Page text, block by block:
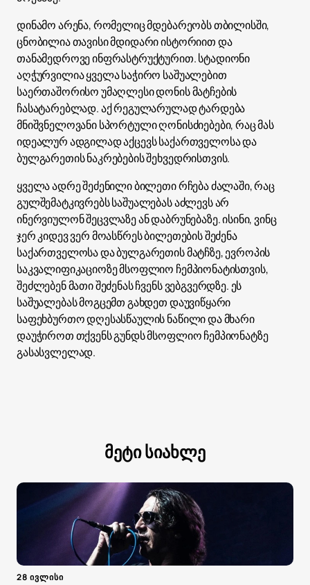
დინამო არენა, რომელიც მდებარეობს თბილისში,
ცნობილია თავისი მდიდარი ისტორიით და
თანამედროვე ინფრასტრუქტურით. სტადიონი
აღჭურვილია ყველა საჭირო საშუალებით
საერთაშორისო უმაღლესი დონის მატჩების
ჩასატარებლად. აქ რეგულარულად ტარდება
მნიშვნელოვანი სპორტული ღონისძიებები, რაც მას
იდეალურ ადგილად აქცევს საქართველოსა და
ბულგარეთის ნაკრებების შეხვედრისთვის.
ყველა ადრე შეძენილი ბილეთი რჩება ძალაში, რაც
გულშემატკივრებს საშუალებას აძლევს არ
ინერვიულონ შეცვლაზე ან დაბრუნებაზე. ისინი, ვინც
ჯერ კიდევ ვერ მოასწრეს ბილეთების შეძენა
საქართველოსა და ბულგარეთის მატჩზე, ევროპის
საკვალიფიკაციოზე მსოფლიო ჩემპიონატისთვის,
შეძლებენ მათი შეძენას ჩვენს ვებგვერდზე. ეს
საშუალებას მოგცემთ გახდეთ დაუვიწყარი
საფეხბურთო დღესასწაულის ნაწილი და მხარი
დაუჭიროთ თქვენს გუნდს მსოფლიო ჩემპიონატზე
გასასვლელად.
მეტი სიახლე
28 ივლისი